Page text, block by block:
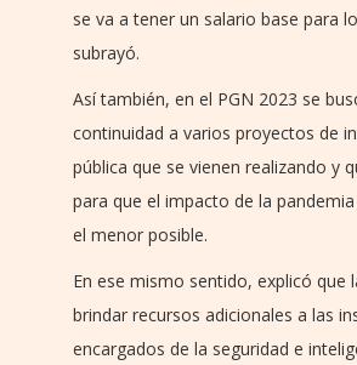
se va a tener un salario base para
subrayó.
Así también, en el PGN 2023 se
continuidad a varios proyectos de
pública que se vienen realizando y
para que el impacto de la
el menor posible.
En ese mismo sentido, explicó que
brindar recursos adicionales a las
encargados de la seguridad e